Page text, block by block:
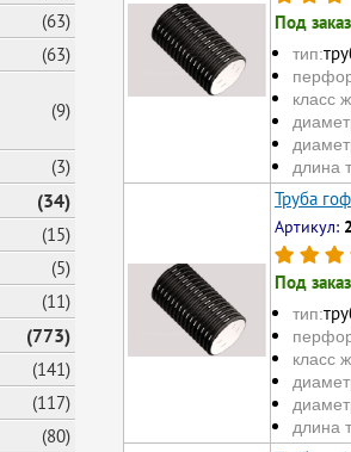
(63)
(63)
(9)
(3)
(34)
(15)
(5)
(11)
(773)
(141)
(117)
(80)
Под
тип:
класс
длина
Труба
Артикул:
Под
тип:
класс
длина